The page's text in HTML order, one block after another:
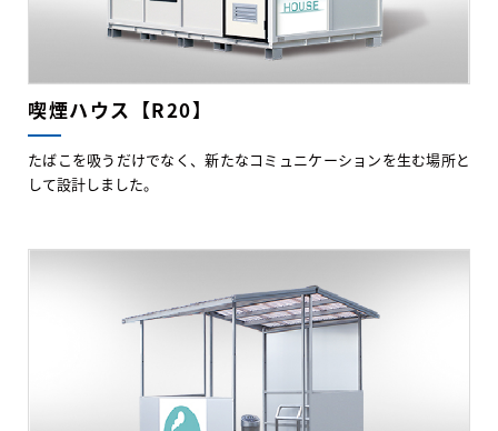
喫煙ハウス【R20】
たばこを吸うだけでなく、新たなコミュニケーションを生む場所と
して設計しました。